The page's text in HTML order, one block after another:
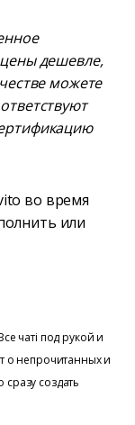
дешевле,
можете
во время
или
чаті под рукой и
о непрочитанных и
создать